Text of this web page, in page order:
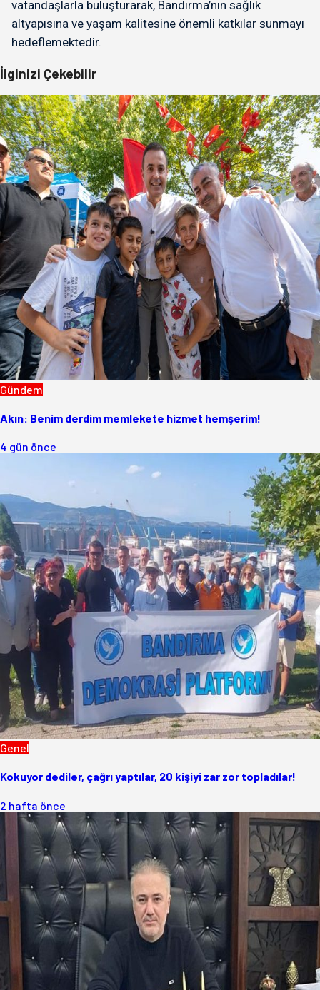
vatandaşlarla buluşturarak, Bandırma’nın sağlık
altyapısına ve yaşam kalitesine önemli katkılar sunmayı
hedeflemektedir.
İlginizi Çekebilir
Gündem
Akın: Benim derdim memlekete hizmet hemşerim!
4 gün önce
Genel
Kokuyor dediler, çağrı yaptılar, 20 kişiyi zar zor topladılar!
2 hafta önce